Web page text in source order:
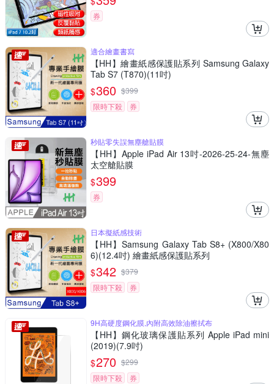
券
適合繪畫書寫
【HH】繪畫紙感保護貼系列 Samsung Galaxy
Tab S7 (T870)(11吋)
$360 $399
限時下殺
券
秒貼零失誤無塵艙貼膜
【HH】Apple iPad Air 13吋-2026-25-24-無塵
太空艙貼膜
$399
券
日本擬紙感技術
【HH】Samsung Galaxy Tab S8+ (X800/X80
6)(12.4吋) 繪畫紙感保護貼系列
$342 $379
限時下殺
券
9H高硬度鋼化膜,內附高效除油擦拭布
【HH】鋼化玻璃保護貼系列 Apple iPad mini
(2019)(7.9吋)
$270 $299
限時下殺
券